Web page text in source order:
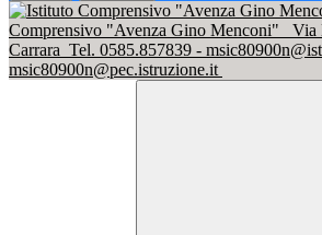
Comprensivo "Avenza Gino Menconi"
Via
Carrara Tel. 0585.857839 -
msic80900n@pec.istruzione.it